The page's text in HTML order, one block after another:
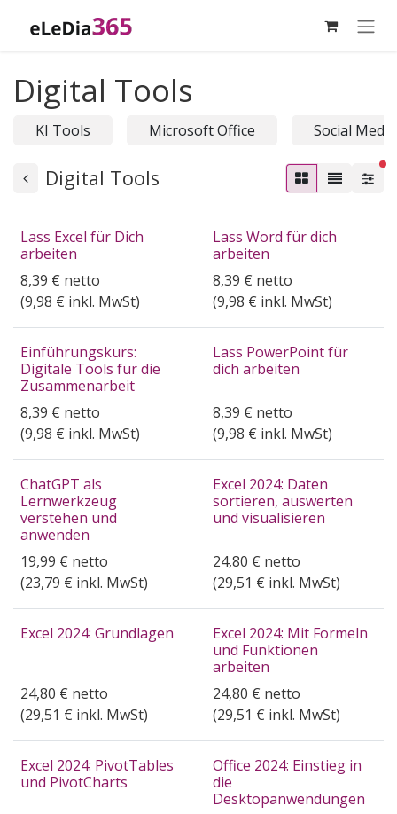
Digital Tools
KI Tools Microsoft Office Social Media
Digital Tools
Lass Excel für Dich
arbeiten
8,39 € netto
(9,98 € inkl. MwSt)
Lass Word für dich
arbeiten
8,39 € netto
(9,98 € inkl. MwSt)
Einführungskurs:
Digitale Tools für die
Zusammenarbeit
8,39 € netto
(9,98 € inkl. MwSt)
Lass PowerPoint für
dich arbeiten
8,39 € netto
(9,98 € inkl. MwSt)
ChatGPT als
Lernwerkzeug
verstehen und
anwenden
19,99 € netto
(23,79 € inkl. MwSt)
Excel 2024: Daten
sortieren, auswerten
und visualisieren
24,80 € netto
(29,51 € inkl. MwSt)
Excel 2024: Grundlagen
24,80 € netto
(29,51 € inkl. MwSt)
Excel 2024: Mit Formeln
und Funktionen
arbeiten
24,80 € netto
(29,51 € inkl. MwSt)
Excel 2024: PivotTables
und PivotCharts
Office 2024: Einstieg in
die
Desktopanwendungen